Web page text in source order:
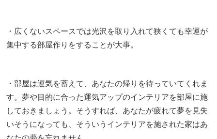
・広くないスペースでは光沢を取り入れて狭くても幸運が
集中する部屋作りをすることが大事。
・部屋は運気を蓄えて、あなたの帰りを待っていてくれま
す。夢や目的に合った運気アップのインテリアを部屋に施
しておきましょう。そうすれば、あなたが疲れて夢を見失
いそうになっても、そういうインテリアを施された家はあ